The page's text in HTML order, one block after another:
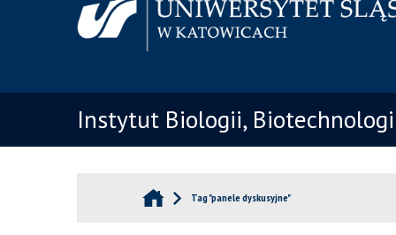
Instytut Biologii,
Tag "panele dyskusyjne"